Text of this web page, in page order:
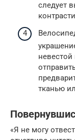
следует
тканью
«Я не могу